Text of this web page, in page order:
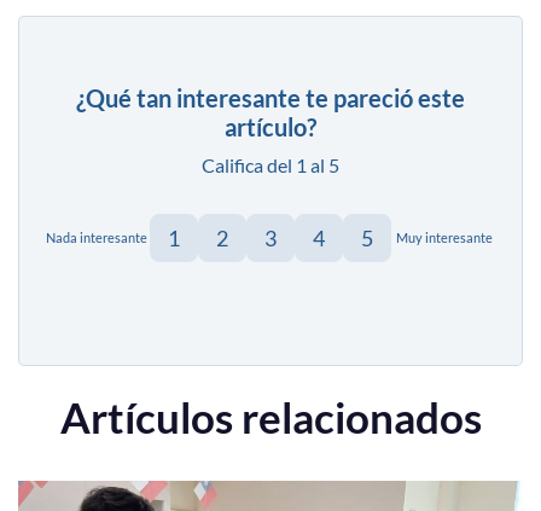
¿Qué tan interesante te pareció este
artículo?
Califica del 1 al 5
Nada interesante 1 2 3 4 5 Muy interesante
Artículos relacionados